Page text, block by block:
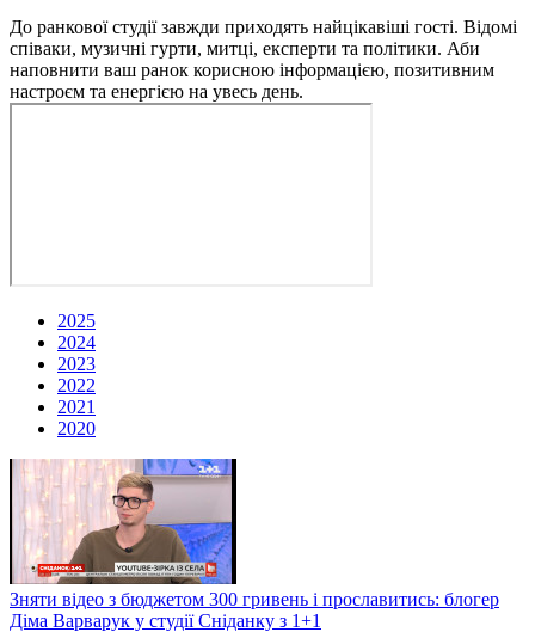
До ранкової студії завжди приходять найцікавіші гості. Відомі
співаки, музичні гурти, митці, експерти та політики. Аби
наповнити ваш ранок корисною інформацією, позитивним
настроєм та енергією на увесь день.
2025
2024
2023
2022
2021
2020
Зняти відео з бюджетом 300 гривень і прославитись: блогер
Діма Варварук у студії Сніданку з 1+1